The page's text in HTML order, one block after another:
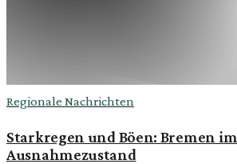
Regionale Nachrichten
Starkregen und Böen: Bremen im
Ausnahmezustand